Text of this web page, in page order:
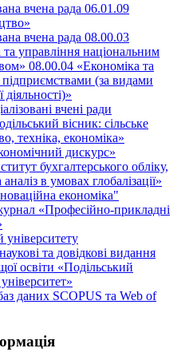
вчена рада 06.01.09
вчена рада 08.00.03
та управління національним
08.00.04 «Економіка та
підприємствами (за видами
діяльності)»
вчені ради
вісник: сільське
техніка, економіка»
дискурс»
бухгалтерського обліку,
в умовах глобалізації»
економіка"
«Професійно-прикладні
університету
та довідкові видання
освіти «Подільський
даних SCOPUS та Web of